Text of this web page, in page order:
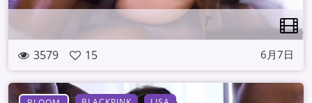
3579 15 6月7日